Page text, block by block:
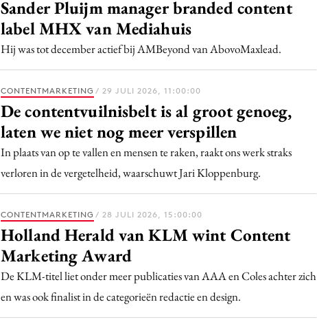
Purpose Marketing
Reputatie & crisis
Sander Pluijm manager branded content
label MHX van Mediahuis
Hij was tot december actief bij AMBeyond van AbovoMaxlead.
CONTENTMARKETING / 29 JULI 2026, 11:00:00
De contentvuilnisbelt is al groot genoeg,
laten we niet nog meer verspillen
In plaats van op te vallen en mensen te raken, raakt ons werk straks
verloren in de vergetelheid, waarschuwt Jari Kloppenburg.
CONTENTMARKETING / 28 JULI 2026, 15:00:00
Holland Herald van KLM wint Content
Marketing Award
De KLM-titel liet onder meer publicaties van AAA en Coles achter zich
en was ook finalist in de categorieën redactie en design.